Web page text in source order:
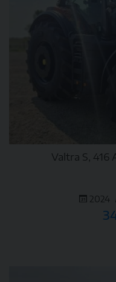
Valtra S, 416
2024